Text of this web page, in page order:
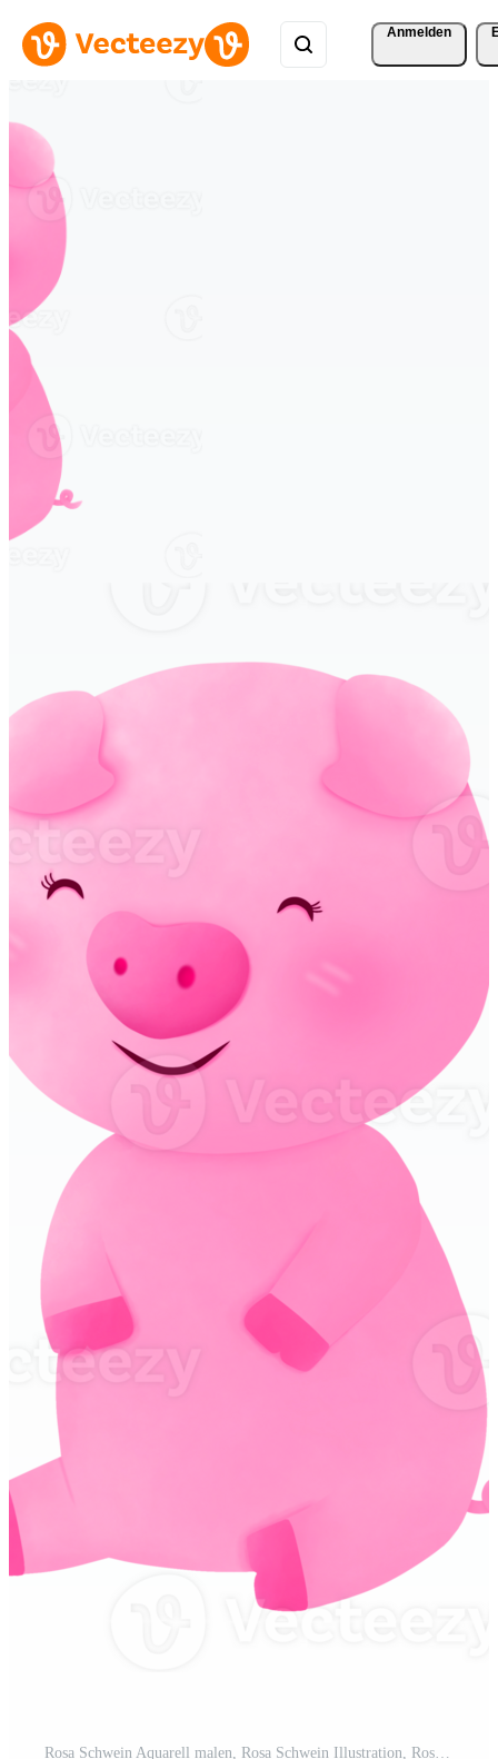
Anmelden
Rosa Schwein Aquarell malen, Rosa Schwein Illustration, Rosa Schwein Clip Art, Valentinsgrüße Clip Art Pro PNG